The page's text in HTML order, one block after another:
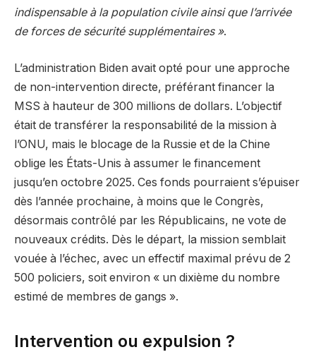
indispensable à la population civile ainsi que l’arrivée
de forces de sécurité supplémentaires ».
L’administration Biden avait opté pour une approche
de non-intervention directe, préférant financer la
MSS à hauteur de 300 millions de dollars. L’objectif
était de transférer la responsabilité de la mission à
l’ONU, mais le blocage de la Russie et de la Chine
oblige les États-Unis à assumer le financement
jusqu’en octobre 2025. Ces fonds pourraient s’épuiser
dès l’année prochaine, à moins que le Congrès,
désormais contrôlé par les Républicains, ne vote de
nouveaux crédits. Dès le départ, la mission semblait
vouée à l’échec, avec un effectif maximal prévu de 2
500 policiers, soit environ « un dixième du nombre
estimé de membres de gangs ».
Intervention ou expulsion ?